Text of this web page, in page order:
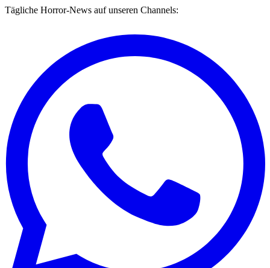
Tägliche Horror-News auf unseren Channels: